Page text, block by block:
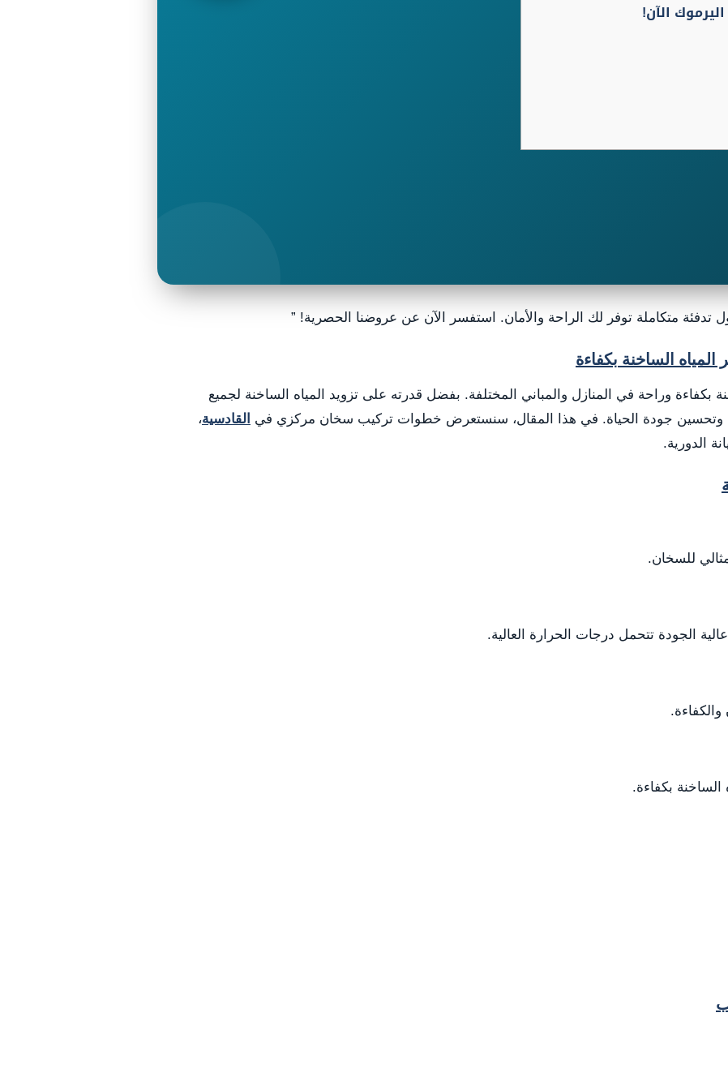
الآن!
تدفئة متكاملة توفر لك الراحة والأمان. استفسر الآن عن عروضنا الحصرية! ”
الساخنة بكفاءة
بكفاءة وراحة في المنازل والمباني المختلفة. بفضل قدرته على تزويد المياه الساخنة لجميع
وتحسين جودة الحياة. في هذا المقال، سنستعرض خطوات تركيب سخان مركزي في القادسية،
الدورية.
للسخان.
الجودة تتحمل درجات الحرارة العالية.
بكفاءة.